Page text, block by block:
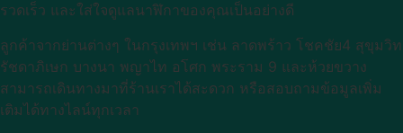
รวดเร็ว และใส่ใจดูแลนาฬิกาของคุณเป็นอย่างดี
ลูกค้าจากย่านต่างๆ ในกรุงเทพฯ เช่น ลาดพร้าว โชคชัย4 สุขุมวิท
รัชดาภิเษก บางนา พญาไท อโศก พระราม 9 และห้วยขวาง
สามารถเดินทางมาที่ร้านเราได้สะดวก หรือสอบถามข้อมูลเพิ่ม
เติมได้ทางไลน์ทุกเวลา